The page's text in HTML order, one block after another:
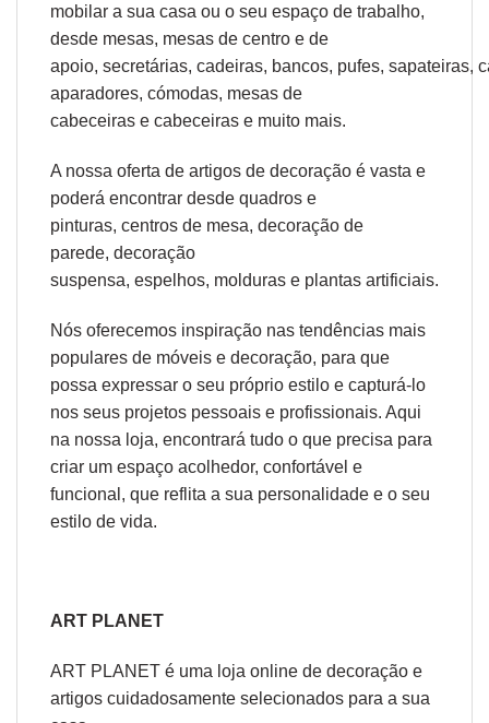
mobilar a sua casa ou o seu espaço de trabalho,
desde mesas, mesas de centro e de
apoio, secretárias, cadeiras, bancos, pufes, sapateiras,
aparadores, cómodas, mesas de
cabeceiras e cabeceiras e muito mais.
A nossa oferta de artigos de decoração é vasta e
poderá encontrar desde quadros e
pinturas, centros de mesa, decoração de
parede, decoração
suspensa, espelhos, molduras e plantas artificiais.
Nós oferecemos inspiração nas tendências mais
populares de móveis e decoração, para que
possa expressar o seu próprio estilo e capturá-lo
nos seus projetos pessoais e profissionais. Aqui
na nossa loja, encontrará tudo o que precisa para
criar um espaço acolhedor, confortável e
funcional, que reflita a sua personalidade e o seu
estilo de vida.
ART PLANET
ART PLANET é uma loja online de decoração e
artigos cuidadosamente selecionados para a sua